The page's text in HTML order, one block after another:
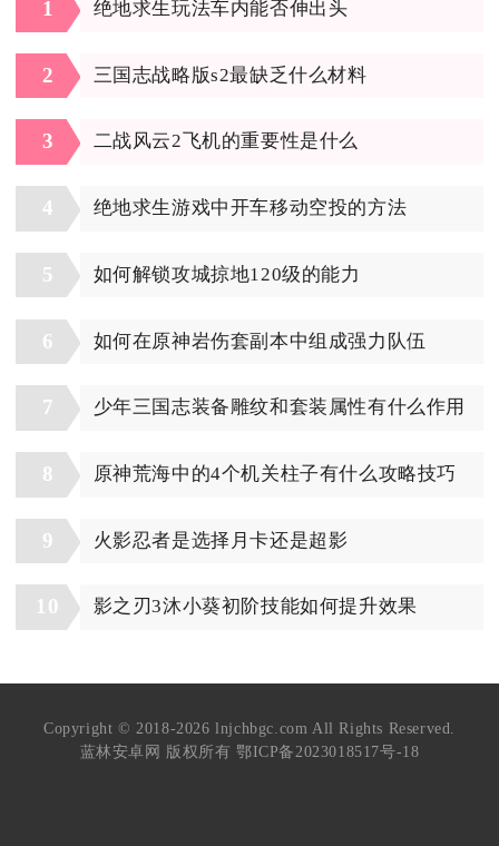
1 绝地求生玩法车内能否伸出头
2 三国志战略版s2最缺乏什么材料
3 二战风云2飞机的重要性是什么
4 绝地求生游戏中开车移动空投的方法
5 如何解锁攻城掠地120级的能力
6 如何在原神岩伤套副本中组成强力队伍
7 少年三国志装备雕纹和套装属性有什么作用
8 原神荒海中的4个机关柱子有什么攻略技巧
9 火影忍者是选择月卡还是超影
10 影之刃3沐小葵初阶技能如何提升效果
Copyright © 2018-2026 lnjchbgc.com All Rights Reserved.
蓝林安卓网 版权所有鄂ICP备2023018517号-18